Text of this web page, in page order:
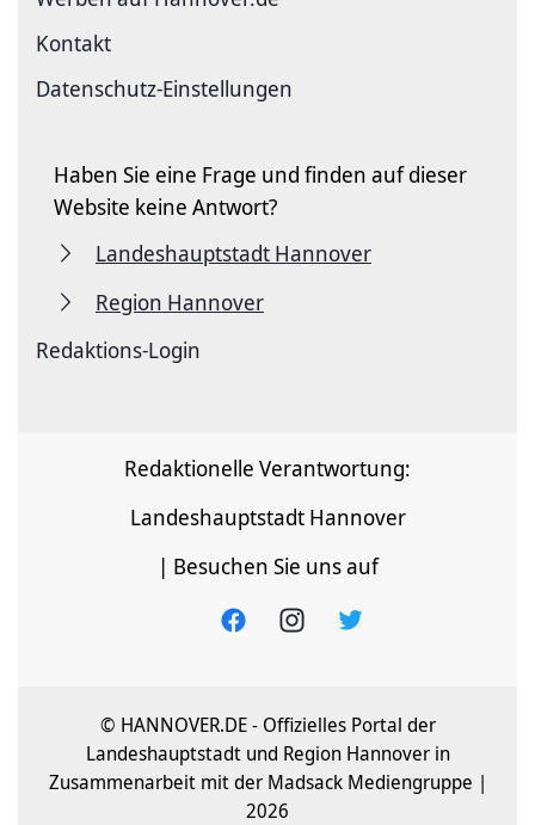
Kontakt
Datenschutz-Einstellungen
Haben Sie eine Frage und finden auf dieser
Website keine Antwort?
Landeshauptstadt Hannover
Region Hannover
Redaktions-Login
Redaktionelle Verantwortung:
Landeshauptstadt Hannover
| Besuchen Sie uns auf
© HANNOVER.DE - Offizielles Portal der
Landeshauptstadt und Region Hannover in
Zusammenarbeit mit der Madsack Mediengruppe |
2026